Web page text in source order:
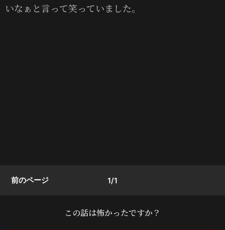
いなぁと言って笑っていました。
前のページ 1/1
この話は怖かったですか？